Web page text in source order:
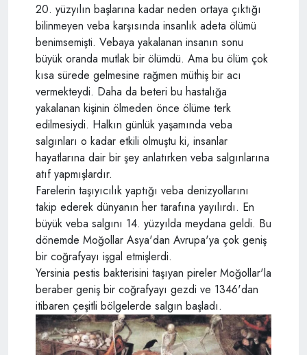
20. yüzyılın başlarına kadar neden ortaya çıktığı
bilinmeyen veba karşısında insanlık adeta ölümü
benimsemişti. Vebaya yakalanan insanın sonu
büyük oranda mutlak bir ölümdü. Ama bu ölüm çok
kısa sürede gelmesine rağmen müthiş bir acı
vermekteydi. Daha da beteri bu hastalığa
yakalanan kişinin ölmeden önce ölüme terk
edilmesiydi. Halkın günlük yaşamında veba
salgınları o kadar etkili olmuştu ki, insanlar
hayatlarına dair bir şey anlatırken veba salgınlarına
atıf yapmışlardır.
Farelerin taşıyıcılık yaptığı veba denizyollarını
takip ederek dünyanın her tarafına yayılırdı. En
büyük veba salgını 14. yüzyılda meydana geldi. Bu
dönemde Moğollar Asya'dan Avrupa'ya çok geniş
bir coğrafyayı işgal etmişlerdi.
Yersinia pestis bakterisini taşıyan pireler Moğollar'la
beraber geniş bir coğrafyayı gezdi ve 1346'dan
itibaren çeşitli bölgelerde salgın başladı.